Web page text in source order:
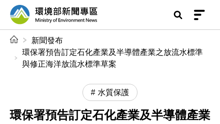
前往中央內容區塊
環境部新聞專區
新聞發布
環保署預告訂定石化產業及半導體產業之放流水標準
與修正海洋放流水標準草案
水質保護
環保署預告訂定石化產業及半導體產業